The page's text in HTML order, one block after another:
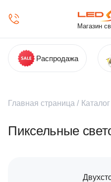
Магазин
Распродажа
Главная страница / Каталог
Пиксельные